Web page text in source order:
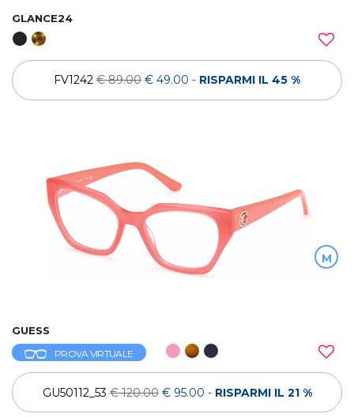
GLANCE24
FV1242 € 89.00 € 49.00 - RISPARMI IL 45 %
M
GUESS
PROVA VIRTUALE
GU50112_53€ 120.00 € 95.00 - RISPARMI IL 21 %